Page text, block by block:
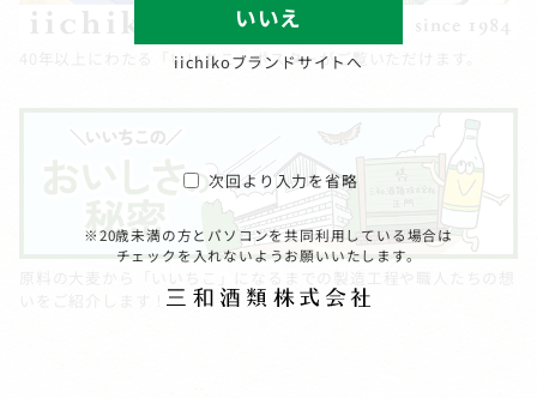
40年以上にわたる「いいちこ」ポスターがご覧いただけます。
いをご紹介します！
いいえ
iichikoブランドサイトへ
次回より入力を省略
※20歳未満の方とパソコンを共同利用している場合は
チェックを入れないようお願いいたします。